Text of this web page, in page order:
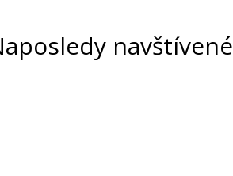
navštívené